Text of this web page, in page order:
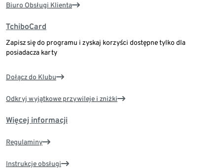
Biuro Obsługi Klienta
TchiboCard
Zapisz się do programu i zyskaj korzyści dostępne tylko dla
posiadacza karty
Dołącz do Klubu
Odkryj wyjątkowe przywileje i zniżki
Więcej informacji
Regulaminy
Instrukcje obsługi